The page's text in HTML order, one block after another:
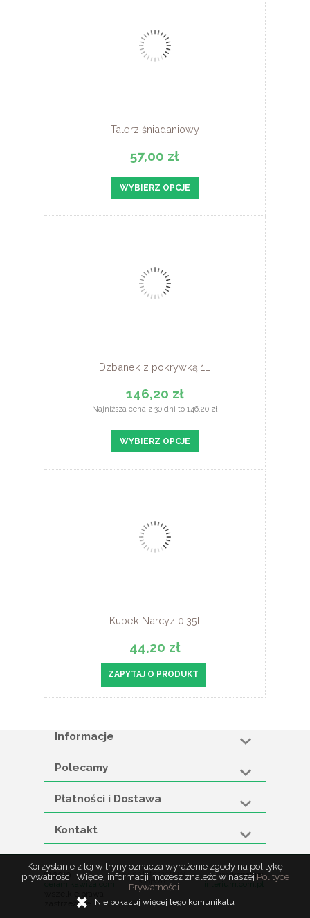
Talerz śniadaniowy
57,00 zł
WYBIERZ OPCJE
Dzbanek z pokrywką 1L
146,20 zł
Najniższa cena z 30 dni to 146,20 zł
WYBIERZ OPCJE
Kubek Narcyz 0,35l
44,20 zł
ZAPYTAJ O PRODUKT
Informacje
Polecamy
Płatności i Dostawa
Kontakt
© 2019
ceramikawiza.com.
zastrzeżone
Sklep internetowy
shopGold
wykonanie:
interium.com.pl
Korzystanie z tej witryny oznacza wyrażenie zgody na politykę
prywatności. Więcej informacji możesz znaleźć w naszej Polityce
Prywatności.
Nie pokazuj więcej tego komunikatu